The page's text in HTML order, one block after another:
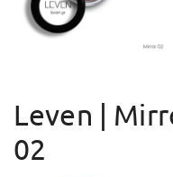
Leven |
02